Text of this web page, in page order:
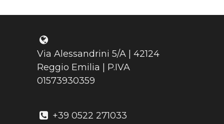
Via Alessandrini 5/A | 42124
Reggio Emilia | P.IVA
01573930359
+39 0522 271033